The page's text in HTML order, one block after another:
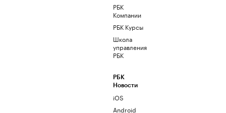
РБК
Компании
РБК Курсы
Школа
управления
РБК
РБК
Новости
iOS
Android